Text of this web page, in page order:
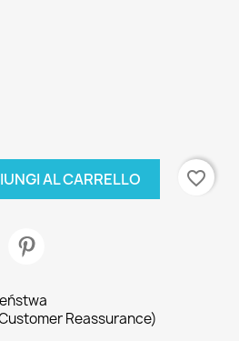
AL CARRELLO favorite_border
Reassurance)